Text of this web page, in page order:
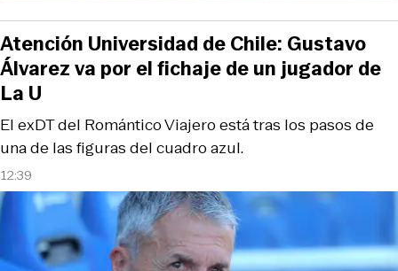
12:39
El exDT del Romántico Viajero está tras los pasos de
una de las figuras del cuadro azul.
Atención Universidad de Chile: Gustavo
Álvarez va por el fichaje de un jugador de
La U